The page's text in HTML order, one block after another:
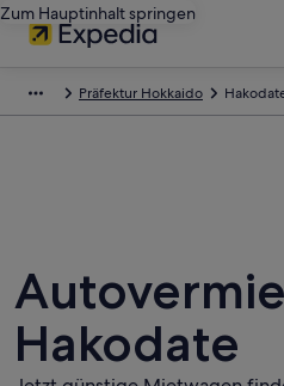
Zum Hauptinhalt springen
Präfektur Hokkaido
Hakodate